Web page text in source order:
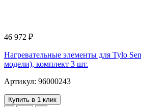
46 972 ₽
Нагревательные элементы для Tylo
модели), комплект 3 шт.
Артикул: 96000243
Купить в 1 клик